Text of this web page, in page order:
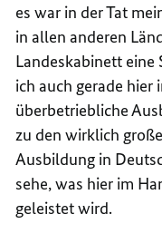
es war in der Tat
in allen anderen
Landeskabinett eine
ich auch gerade hier
überbetriebliche
zu den wirklich
Ausbildung in
sehe, was hier im
geleistet wird.